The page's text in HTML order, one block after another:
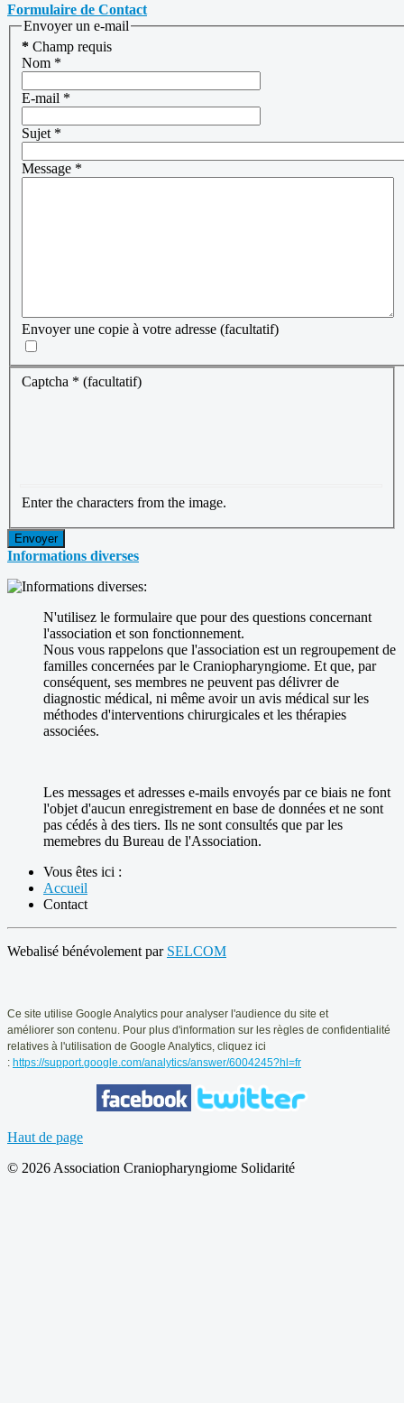
Formulaire de Contact
Envoyer un e-mail
* Champ requis
Nom *
E-mail *
Sujet *
Message *
Envoyer une copie à votre adresse (facultatif)
Captcha * (facultatif)
Enter the characters from the image.
Envoyer
Informations diverses
N'utilisez le formulaire que pour des questions concernant
l'association et son fonctionnement.
Nous vous rappelons que l'association est un regroupement de
familles concernées par le Craniopharyngiome. Et que, par
conséquent, ses membres ne peuvent pas délivrer de
diagnostic médical, ni même avoir un avis médical sur les
méthodes d'interventions chirurgicales et les thérapies
associées.
Les messages et adresses e-mails envoyés par ce biais ne font
l'objet d'aucun enregistrement en base de données et ne sont
pas cédés à des tiers. Ils ne sont consultés que par les
memebres du Bureau de l'Association.
Vous êtes ici :
Accueil
Contact
Webalisé bénévolement par SELCOM
Ce site utilise Google Analytics pour analyser l'audience du site et
améliorer son contenu. Pour plus d'information sur les règles de confidentialité
relatives à l'utilisation de Google Analytics, cliquez ici
: https://support.google.com/analytics/answer/6004245?hl=fr
Haut de page
© 2026 Association Craniopharyngiome Solidarité